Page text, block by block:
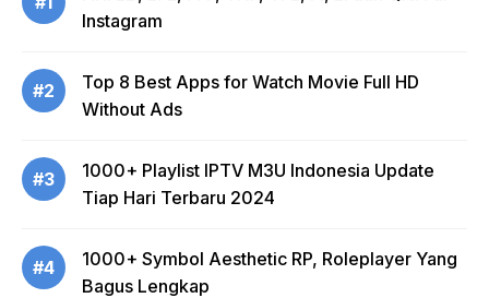
Instagram
#2
Top 8 Best Apps for Watch Movie Full HD
Without Ads
#3
1000+ Playlist IPTV M3U Indonesia Update
Tiap Hari Terbaru 2024
#4
1000+ Symbol Aesthetic RP, Roleplayer Yang
Bagus Lengkap